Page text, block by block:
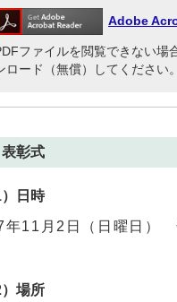
Adobe
ファイルを閲覧できない場
ロード（無償）してください。
彰式
）日時
年11月2日（日曜日）
）場所